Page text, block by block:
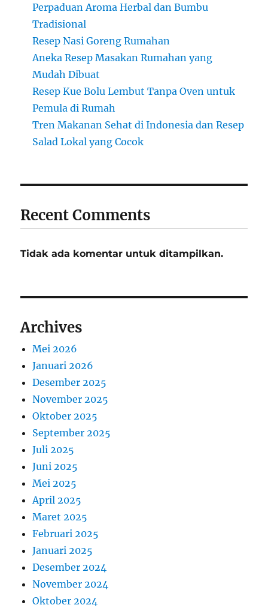
Perpaduan Aroma Herbal dan Bumbu
Tradisional
Resep Nasi Goreng Rumahan
Aneka Resep Masakan Rumahan yang
Mudah Dibuat
Resep Kue Bolu Lembut Tanpa Oven untuk
Pemula di Rumah
Tren Makanan Sehat di Indonesia dan Resep
Salad Lokal yang Cocok
Recent Comments
Tidak ada komentar untuk ditampilkan.
Archives
Mei 2026
Januari 2026
Desember 2025
November 2025
Oktober 2025
September 2025
Juli 2025
Juni 2025
Mei 2025
April 2025
Maret 2025
Februari 2025
Januari 2025
Desember 2024
November 2024
Oktober 2024